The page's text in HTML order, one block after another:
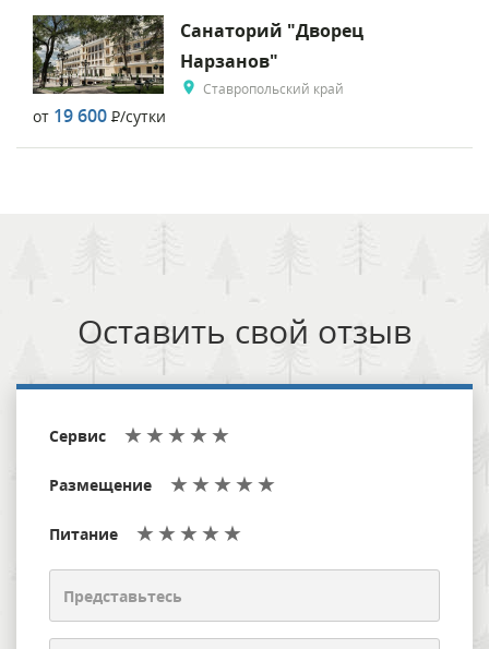
Санаторий "Дворец
Нарзанов"
Ставропольский край
от 19 600 Р/сутки
Оставить свой отзыв
Сервис
Размещение
Питание